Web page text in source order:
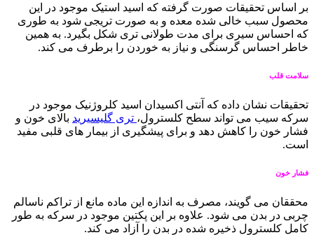
بر اساس تحقیقات صورت گرفته که اسید استیک موجود در این
محصول سبب خالی شده معده و به صورت تریجی شود به طوری
که احساس سیری برای مدت طولانی تری شکل بگیرد. به همین
خاطر احساس گرسنگی و نیاز به خوردن را برطرف می کند.
سلامت قلب
تحقیقات نشان داده که آنتی اکسیدان اسید کلروژنیک موجود در
سرکه سیب می تواند سطح کلسترول، تری گلیسیرید بالای خون و
فشار خون را کاهش دهد و برای پیشگیری از بیمار های قلبی مفید
است.
فشار خون
محققان می گویند، مصرف به اندازه این ماده مانع از تراکم ناسالم
چربی در بدن می شود. علاوه بر این پکتین موجود در سرکه به طور
کامل کلسترول ذخیره شده در بدن را آزاد می کند.